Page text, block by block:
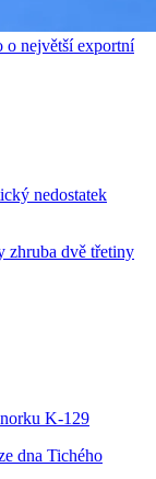
o největší exportní
nedostatek
zhruba dvě třetiny
K-129
dna Tichého